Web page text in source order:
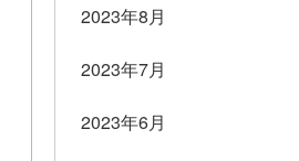
2023年8月
2023年7月
2023年6月